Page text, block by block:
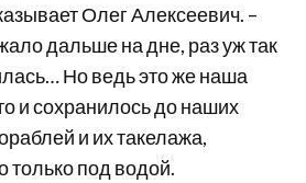
Олег Алексеевич. –
дальше на дне, раз уж так
Но ведь это же наша
и сохранилось до наших
и их такелажа,
только под водой.